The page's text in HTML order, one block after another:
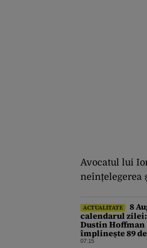
Avocatul lui
neînțelegerea
ACTUALITATE
8
calendarul zilei:
Dustin Hoffman
împlinește 89
Rodica Popescu
07:15